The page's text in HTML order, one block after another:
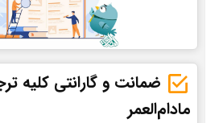
ضمانت و گارانتی کلیه
مادام‌العمر